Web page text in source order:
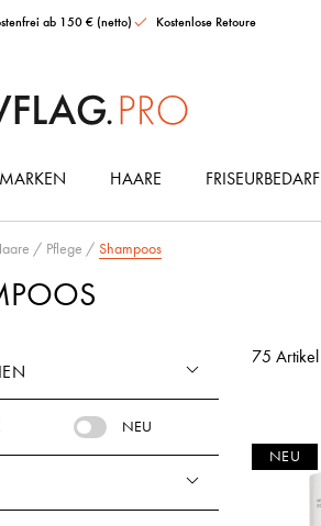
ab 150 € (netto) Kostenlose Retoure
MARKEN HAARE FRISEURBEDARF
/ Pflege / Shampoos
NEU
75 Artikel
NEU